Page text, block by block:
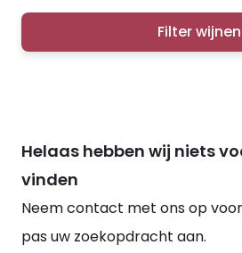
Filter wijnen
Helaas hebben wij niets
vinden
Neem contact met ons op
pas uw zoekopdracht aan.